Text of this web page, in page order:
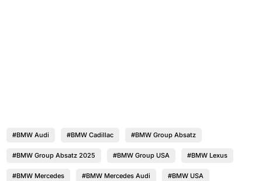
#BMW Audi #BMW Cadillac #BMW Group Absatz
#BMW Group Absatz 2025 #BMW Group USA #BMW Lexus
#BMW Mercedes #BMW Mercedes Audi #BMW USA